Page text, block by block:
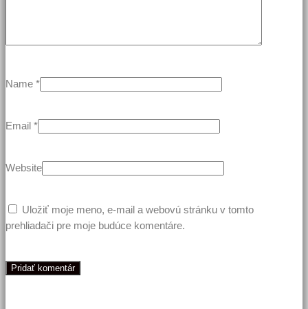
Name *
Email *
Website
Uložiť moje meno, e-mail a webovú stránku v tomto
prehliadači pre moje budúce komentáre.